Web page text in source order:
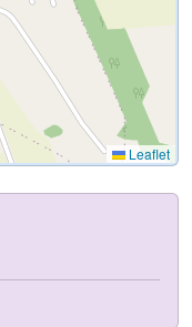
Leaflet